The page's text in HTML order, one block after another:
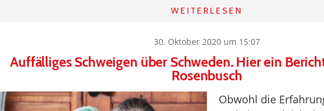
WEITERLESEN
30. Oktober 2020 um 15:07
Auffälliges Schweigen über Schweden. Hier ein
Rosenbusch
Obwohl die